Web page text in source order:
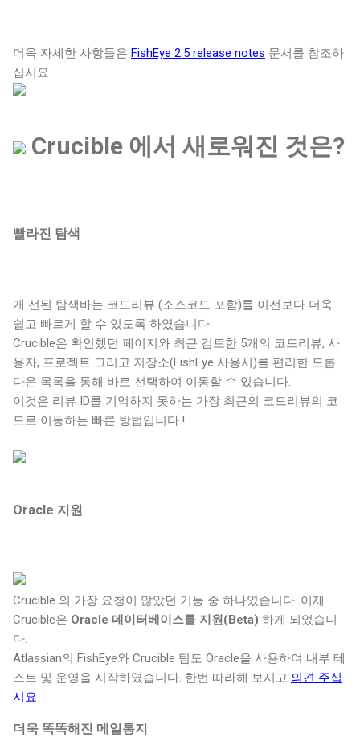
더욱 자세한 사항들은 FishEye 2.5 release notes 문서를 참조하
십시요.
Crucible 에서 새로워진 것은?
빨라진 탐색
개 선된 탐색바는 코드리뷰 (소스코드 포함)를 이전보다 더욱
쉽고 빠르게 할 수 있도록 하였습니다.
Crucible은 확인했던 페이지와 최근 검토한 5개의 코드리뷰, 사
용자, 프로젝트 그리고 저장소(FishEye 사용시)를 편리한 드롭
다운 목록을 통해 바로 선택하여 이동할 수 있습니다.
이것은 리뷰 ID를 기억하지 못하는 가장 최근의 코드리뷰의 코
드로 이동하는 빠른 방법입니다.!
Oracle 지원
Crucible 의 가장 요청이 많았던 기능 중 하나였습니다. 이제
Crucible은 Oracle 데이터베이스를 지원(Beta) 하게 되었습니
다.
Atlassian의 FishEye와 Crucible 팀도 Oracle을 사용하여 내부 테
스트 및 운영을 시작하였습니다. 한번 따라해 보시고 의견 주십
시요
더욱 똑똑해진 메일통지